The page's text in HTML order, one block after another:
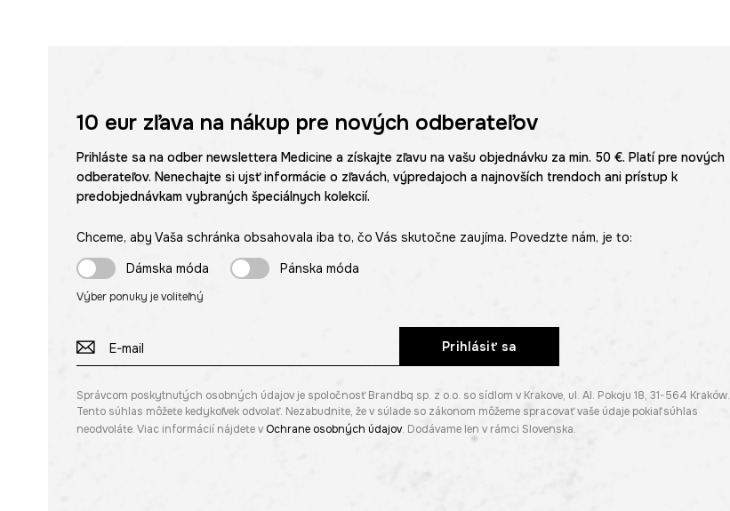
10 eurzľava na nákup pre nových odberateľov
Prihláste sa na odber newslettera Medicine a získajte zľavu na vašu objednávku za min. 50 €. Platí pre nových
odberateľov. Nenechajte si ujsť informácie o zľavách, výpredajoch a najnovších trendoch ani prístup k
predobjednávkam vybraných špeciálnych kolekcií.
Chceme, aby Vaša schránka obsahovala iba to, čo Vás skutočne zaujíma. Povedzte nám, je to:
Dámska móda
Pánska móda
Výber ponuky je voliteľný
Prihlásiť sa
Správcom poskytnutých osobných údajov je spoločnosť Brandbq sp. z o.o. so sídlom v Krakove, ul. Al. Pokoju 18, 31-564 Kraków.
Tento súhlas môžete kedykoľvek odvolať. Nezabudnite, že v súlade so zákonom môžeme spracovať vaše údaje pokiaľ súhlas
neodvoláte. Viac informácií nájdete v Ochrane osobných údajov. Dodávame len v rámci Slovenska.